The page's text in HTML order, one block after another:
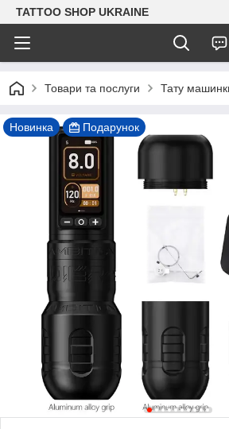
TATTOO SHOP UKRAINE
Товари та послуги Тату
Новинка Подарунок